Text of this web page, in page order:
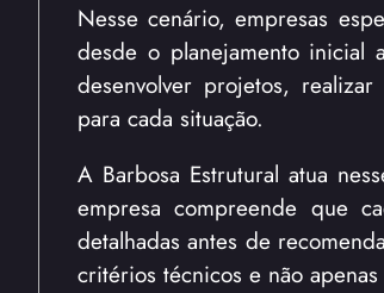
Nesse cenário, empresas
desde o planejamento inicial
desenvolver projetos,
para cada situação.
A Barbosa Estrutural atua
empresa compreende que
detalhadas antes de
critérios técnicos e não